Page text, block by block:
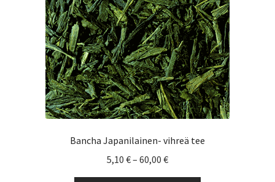
tehdä
valinnat
tuotteen
sivulla.
Bancha Japanilainen- vihreä tee
5,10 €– 60,00 €Hintaluokka: